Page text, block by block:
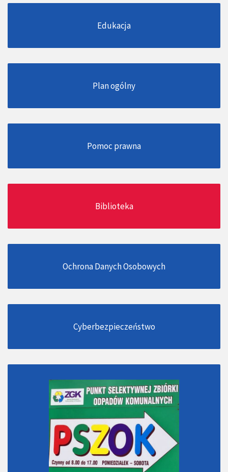
Edukacja
Plan ogólny
Pomoc prawna
Biblioteka
Ochrona Danych Osobowych
Cyberbezpieczeństwo